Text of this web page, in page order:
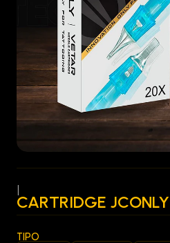
CARTRIDGE
TIPO